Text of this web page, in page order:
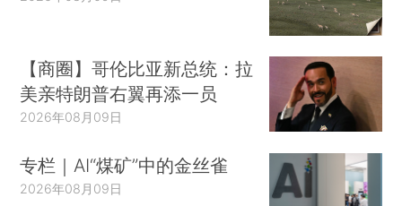
【商圈】哥伦比亚新总统：拉
美亲特朗普右翼再添一员
2026年08月09日
专栏｜AI“煤矿”中的金丝雀
2026年08月09日